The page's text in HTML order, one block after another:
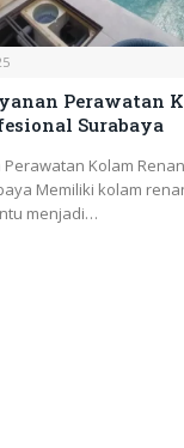
Perawatan
Surabaya
Kolam
Memiliki kolam
menjadi…